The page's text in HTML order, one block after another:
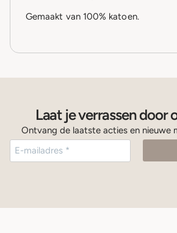
Gemaakt van 100% katoen.
Laat je verrassen door
Ontvang de laatste acties en nieuwe